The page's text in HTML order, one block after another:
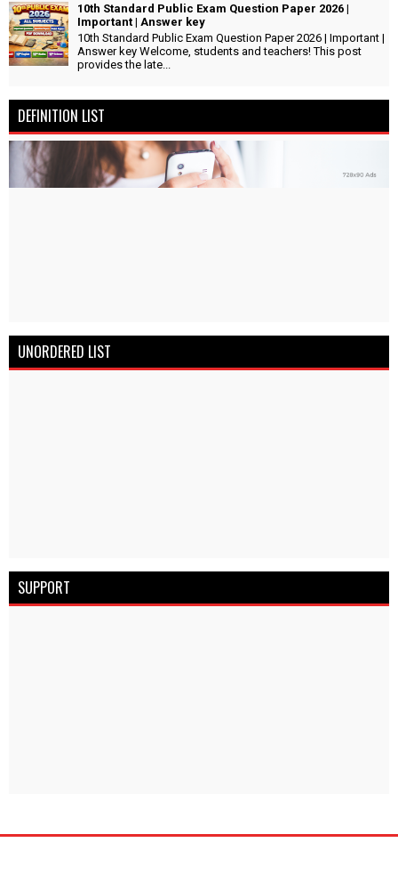
10th Standard Public Exam Question Paper 2026 |
Important | Answer key
10th Standard Public Exam Question Paper 2026 | Important |
Answer key Welcome, students and teachers! This post
provides the late...
DEFINITION LIST
UNORDERED LIST
SUPPORT